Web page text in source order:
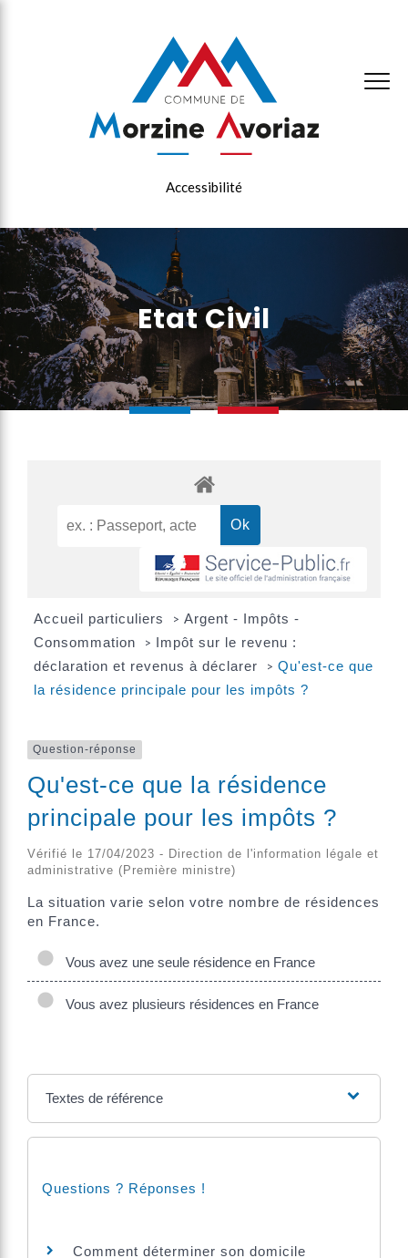
Accessibilité
Etat Civil
Accueil particuliers > Argent - Impôts -
Consommation
> Impôt sur le revenu :
déclaration et revenus à déclarer
> Qu'est-ce que
la résidence principale pour les impôts ?
Question-réponse
Qu'est-ce que la résidence
principale pour les impôts ?
Vérifié le 17/04/2023 - Direction de l'information légale et
administrative (Première ministre)
La situation varie selon votre nombre de résidences
en France.
Vous avez une seule résidence en France
Vous avez plusieurs résidences en France
Textes de référence
Questions ? Réponses !
Comment déterminer son domicile